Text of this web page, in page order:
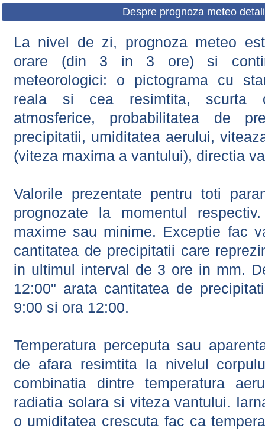
Despre prognoza meteo
La nivel de zi, prognoza meteo
orare (din 3 in 3 ore) si
meteorologici: o pictograma cu
reala si cea resimtita, scurta
atmosferice, probabilitatea de
precipitatii, umiditatea aerului,
(viteza maxima a vantului), directia
Valorile prezentate pentru toti
prognozate la momentul
maxime sau minime. Exceptie fac
cantitatea de precipitatii care
in ultimul interval de 3 ore in mm.
12:00" arata cantitatea de
9:00 si ora 12:00.
Temperatura perceputa sau
de afara resimtita la nivelul
combinatia dintre temperatura
radiatia solara si viteza vantului.
o umiditatea crescuta fac ca